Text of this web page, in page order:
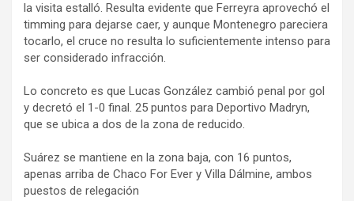
la visita estalló. Resulta evidente que Ferreyra aprovechó el
timming para dejarse caer, y aunque Montenegro pareciera
tocarlo, el cruce no resulta lo suficientemente intenso para
ser considerado infracción.
Lo concreto es que Lucas González cambió penal por gol
y decretó el 1-0 final. 25 puntos para Deportivo Madryn,
que se ubica a dos de la zona de reducido.
Suárez se mantiene en la zona baja, con 16 puntos,
apenas arriba de Chaco For Ever y Villa Dálmine, ambos
puestos de relegación